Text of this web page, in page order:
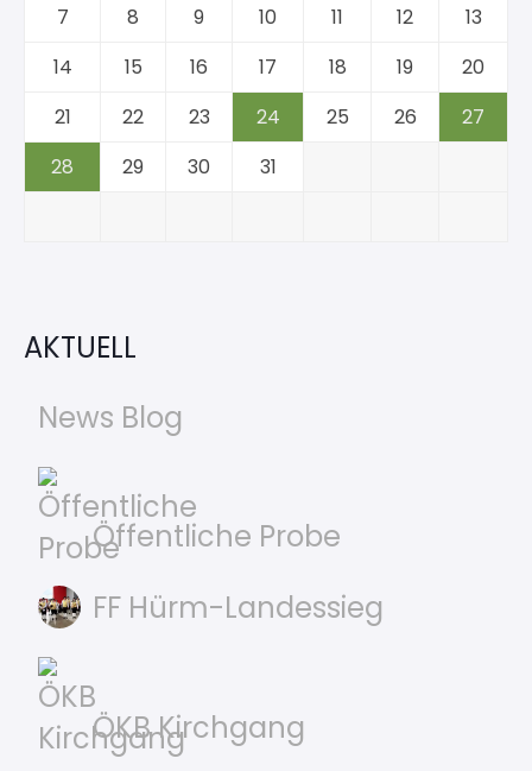
7
8 9 10 11 12
13
14
15 16 17 18 19
20
21
22 23 24 25 26
27
28
29 30 31
AKTUELL
News Blog
Öffentliche Probe
FF Hürm-Landessieg
ÖKB Kirchgang